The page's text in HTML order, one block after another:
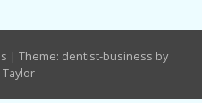
| Theme: dentist-business by